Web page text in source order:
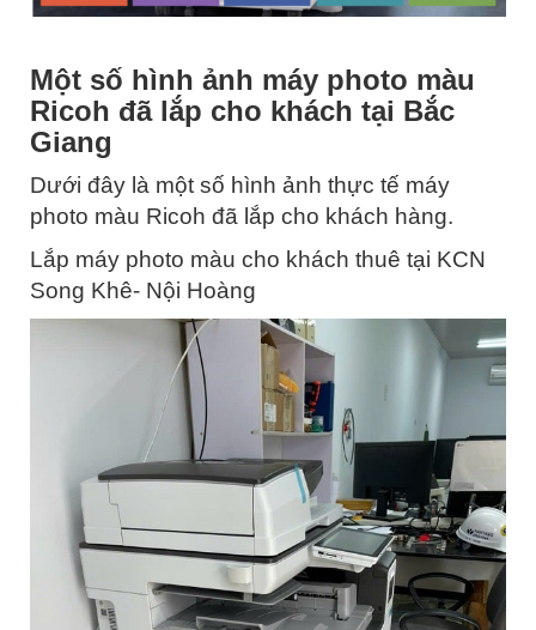
Một số hình ảnh máy photo màu
Ricoh đã lắp cho khách tại Bắc
Giang
Dưới đây là một số hình ảnh thực tế máy
photo màu Ricoh đã lắp cho khách hàng.
Lắp máy photo màu cho khách thuê tại KCN
Song Khê- Nội Hoàng